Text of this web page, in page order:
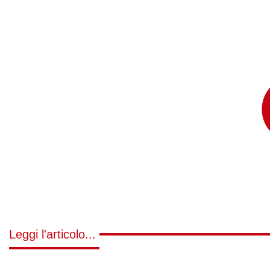
Leggi l'articolo...